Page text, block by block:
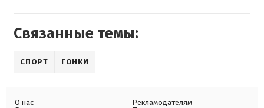
Связанные темы:
СПОРТ ГОНКИ
О нас
Рекламодателям